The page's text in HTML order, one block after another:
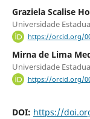
Graziela Scalise
Universidade
https://orcid.org/
Mirna de Lima
Universidade
https://orcid.org/
DOI: https://